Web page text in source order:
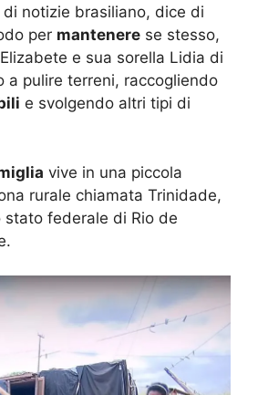
di notizie brasiliano, dice di
per mantenere se stesso,
e sua sorella Lidia di
a pulire terreni, raccogliendo
e svolgendo altri tipi di
vive in una piccola
rurale chiamata Trinidade,
stato federale di Rio de